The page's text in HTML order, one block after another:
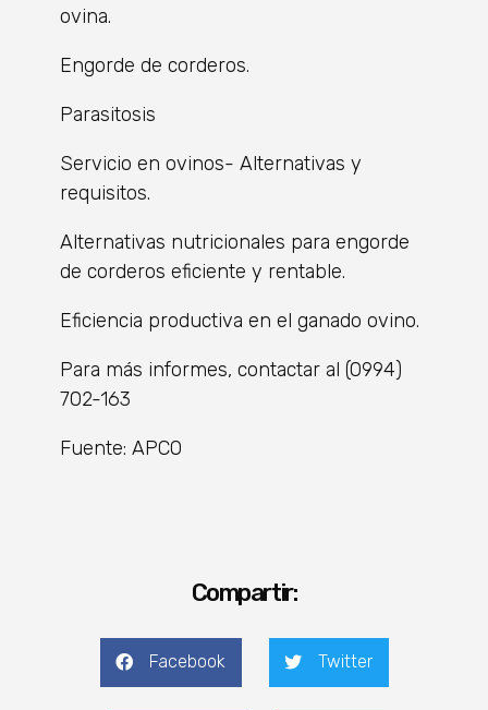
ovina.
Engorde de corderos.
Parasitosis
Servicio en ovinos- Alternativas y
requisitos.
Alternativas nutricionales para engorde
de corderos eficiente y rentable.
Eficiencia productiva en el ganado ovino.
Para más informes, contactar al (0994)
702-163
Fuente: APCO
Compartir:
Facebook Twitter